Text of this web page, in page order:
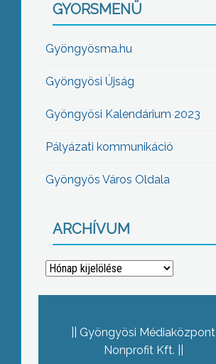
GYORSMENÜ
Gyöngyösma.hu
Gyöngyösi Újság
Gyöngyösi Kalendárium 2023
Pályázati kommunikáció
Gyöngyös Város Oldala
ARCHÍVUM
Archívum
Gyöngyösi Médiaközpont
Nonprofit Kft.